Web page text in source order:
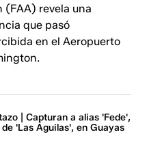
(FAA) revela una
que pasó
en el Aeropuerto
| Capturan a alias 'Fede',
'Las Águilas', en Guayas